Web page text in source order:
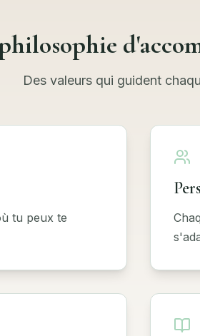
Des valeurs qui guident
tu peux te